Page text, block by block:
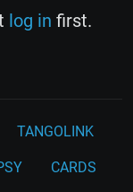
log in first.
TANGOLINK
CARDS